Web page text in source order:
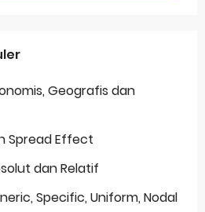
Geografis dan
Spread Effect
dan Relatif
Specific, Uniform, Nodal